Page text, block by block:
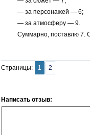
— за персонажей — 6;
— за атмосферу — 9.
Суммарно, поставлю 7.
Страницы: 1 2
Написать отзыв: